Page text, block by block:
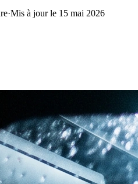
·Mis à jour le 15 mai 2026